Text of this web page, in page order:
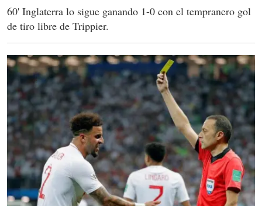
60' Inglaterra lo sigue ganando 1-0 con el tempranero gol
de tiro libre de Trippier.